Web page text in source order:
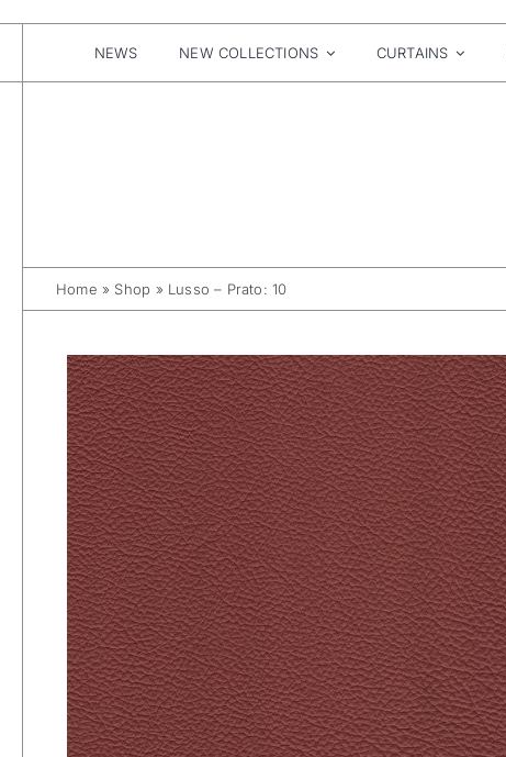
NEWS NEW COLLECTIONS CURTAINS
Home » Shop » Lusso – Prato: 10